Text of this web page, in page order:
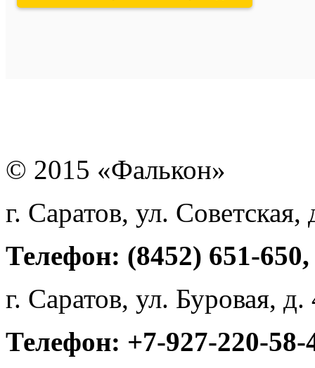
© 2015 «Фалькон»
г. Саратов, ул. Советская,
Телефон: (8452) 651-650,
г. Саратов, ул. Буровая,
Телефон: +7-927-220-58-